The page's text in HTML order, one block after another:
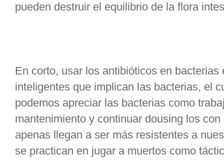
pueden destruir el equilibrio de la flora
En corto, usar los antibióticos en
inteligentes que implican las bacterias, el
podemos apreciar las bacterias como
mantenimiento y continuar dousing los
apenas llegan a ser más resistentes a
se practican en jugar a muertos como